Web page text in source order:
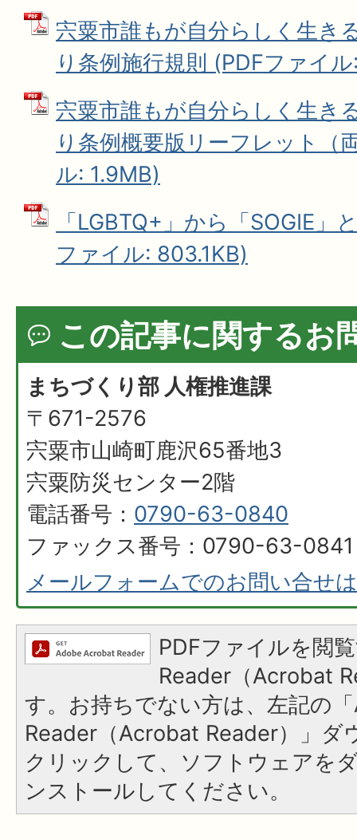
宍粟市誰もが自分らしく生き
り条例施行規則 (PDFファイ
宍粟市誰もが自分らしく生き
り条例概要版リーフレット（
ル: 1.9MB)
「LGBTQ+」から「SOGIE」
ファイル: 803.1KB)
この記事に関するお
まちづくり部 人権推進課
〒671-2576
宍粟市山崎町鹿沢65番地3
宍粟防災センター2階
電話番号： 0790-63-0840
ファックス番号：0790-63-0841
メールフォームでのお問い合せ
PDFファイルを閲
Reader（Acrobat
す。お持ちでない方は、左記の
Reader（Acrobat Reader）」ダ
クリックして、ソフトウェアを
ンストールしてください。